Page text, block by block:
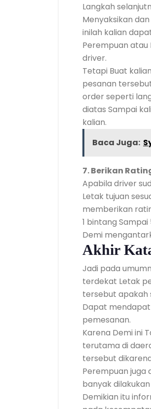
Langkah
Menyaksikan
inilah kalian
Perempuan atau
driver.
Tetapi Buat
pesanan
order seperti
diatas Sampai
kalian.
Baca Juga:
7. Berikan
Apabila driver
Letak tujuan
memberikan
1 bintang
Demi
Akhir
Jadi pada
terdekat Letak
tersebut apakah
Dapat
pemesanan.
Karena Demi ini
terutama di
tersebut
Perempuan juga
banyak
Demikian itu